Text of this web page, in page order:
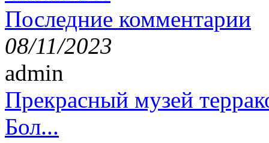
Последние комментарии
08/11/2023
admin
Прекрасный музей
Бол...